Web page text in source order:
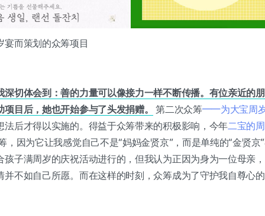
而策划的众筹项目
深切体会到：善的力量可以像接力一样不断传播。有位亲近的
目后，她也开始参与了头发捐赠。
第二次众筹——为大宝周
法后才得以实施的。得益于众筹带来的积极影响，今年二宝的
，因为它让我感觉自己不是“妈妈金贤京”，而是单纯的“金贤京
孩子满周岁的庆祝活动进行的，但我认为正因为身为一位母亲
并不如自己所愿。而在这样的时刻，众筹成为了守护我自尊心